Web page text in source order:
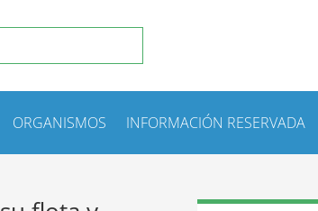
ORGANISMOS INFORMACIÓN RESERVADA